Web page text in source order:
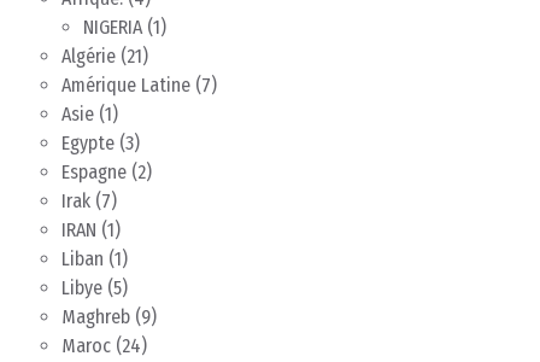
NIGERIA(1)
Algérie (21)
Amérique Latine (7)
Asie (1)
Egypte (3)
Espagne (2)
Irak (7)
IRAN (1)
Liban (1)
Libye (5)
Maghreb (9)
Maroc (24)